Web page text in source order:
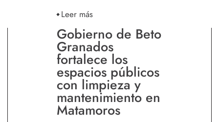
Leer más
Gobierno de Beto
Granados
fortalece los
espacios públicos
con limpieza y
mantenimiento en
Matamoros